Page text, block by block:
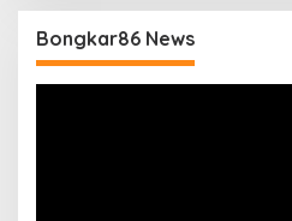
Bongkar86 News